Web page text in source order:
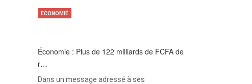
Économie : Plus de 122 milliards de FCFA de
r…
Dans un message adressé à ses
ECONOMIE